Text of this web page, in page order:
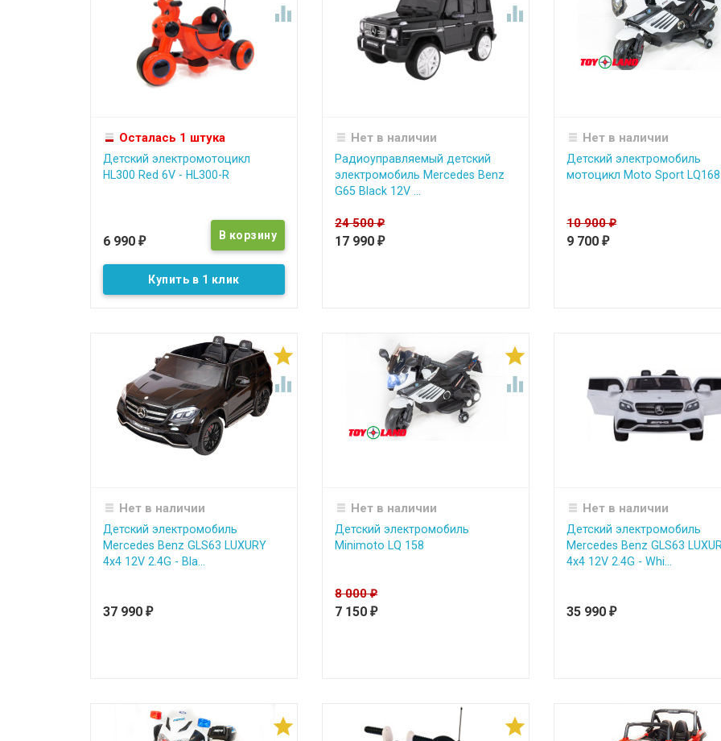

Осталась 1 штука
Детский электромотоцикл
HL300 Red 6V - HL300-R
6 990₽
Купить в 1 клик

Нет в наличии
Радиоуправляемый детский
электромобиль Mercedes Benz
G65 Black 12V ...
24 500₽
17 990₽
Нет в наличии
Детский электромобиль
мотоцикл Moto Sport LQ168
10 900₽
9 700₽


Нет в наличии
Детский электромобиль
Mercedes Benz GLS63 LUXURY
4x4 12V 2.4G - Bla...
37 990₽


Нет в наличии
Детский электромобиль
Minimoto LQ 158
8 000₽
7 150₽
Нет в наличии
Детский электромобиль
Mercedes Benz GLS63
4x4 12V 2.4G - Whi...
35 990₽

